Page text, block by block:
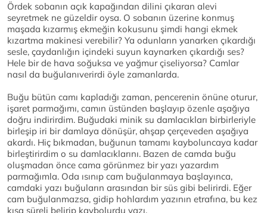
Ördek sobanın açık kapağından dilini çıkaran alevi
seyretmek ne güzeldir oysa. O sobanın üzerine konmuş
maşada kızarmış ekmeğin kokusunu şimdi hangi ekmek
kızartma makinesi verebilir? Ya odunların yanarken çıkardığı
sesle, çaydanlığın içindeki suyun kaynarken çıkardığı ses?
Hele bir de hava soğuksa ve yağmur çiseliyorsa? Camlar
nasıl da buğulanıverirdi öyle zamanlarda.
Buğu bütün camı kapladığı zaman, pencerenin önüne oturur,
işaret parmağımı, camın üstünden başlayıp özenle aşağıya
doğru indirirdim. Buğudaki minik su damlacıkları birbirleriyle
birleşip iri bir damlaya dönüşür, ahşap çerçeveden aşağıya
akardı. Hiç bıkmadan, buğunun tamamı kayboluncaya kadar
birleştirirdim o su damlacıklarını. Bazen de camda buğu
oluşmadan önce cama görünmez bir yazı yazardım
parmağımla. Oda ısınıp cam buğulanmaya başlayınca,
camdaki yazı buğuların arasından bir süs gibi belirirdi. Eğer
cam buğulanmazsa, gidip hohlardım yazının etrafına, bu kez
kısa süreli belirip kaybolurdu yazı.